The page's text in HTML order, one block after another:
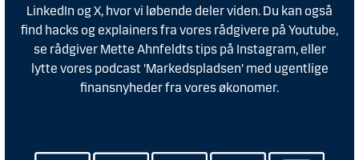
LinkedIn og X, hvor vi løbende deler viden. Du kan også
find hacks og explainers fra vores rådgivere på Youtube,
se rådgiver Mette Ahnfeldts tips på Instagram, eller
lytte vores podcast 'Markedspladsen' med ugentlige
finansnyheder fra vores økonomer.